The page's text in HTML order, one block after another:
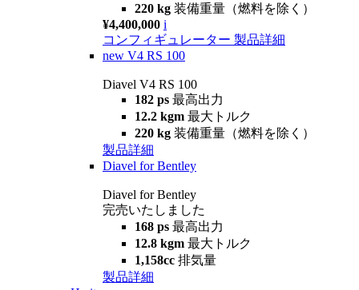
220 kg 装備重量（燃料を除く）
¥4,400,000 i
コンフィギュレーター 製品詳細
new V4 RS 100
Diavel V4 RS 100
182 ps 最高出力
12.2 kgm 最大トルク
220 kg 装備重量（燃料を除く）
製品詳細
Diavel for Bentley
Diavel for Bentley
完売いたしました
168 ps 最高出力
12.8 kgm 最大トルク
1,158cc 排気量
製品詳細